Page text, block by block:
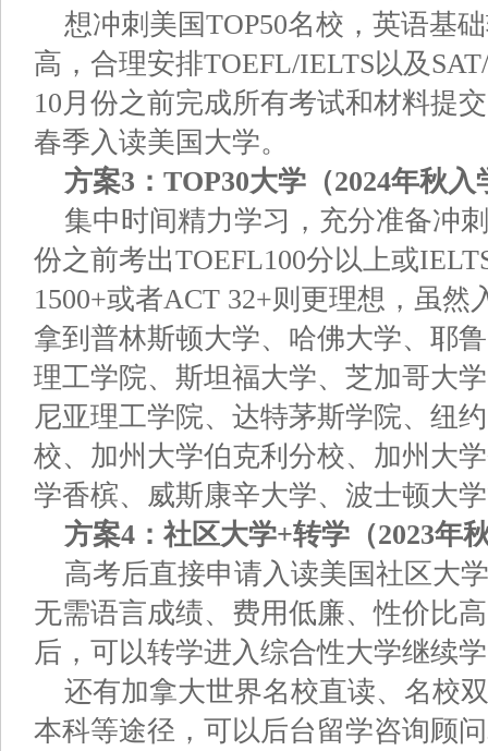
想冲刺美国TOP50名校，英语基
高，合理安排TOEFL/IELTS以及
10月份之前完成所有考试和材料提
春季入读美国大学。
方案3：TOP30大学（2024年秋入
集中时间精力学习，充分准备冲
份之前考出TOEFL100分以上或
1500+或者ACT 32+则更理想，虽
拿到普林斯顿大学、哈佛大学、耶
理工学院、斯坦福大学、芝加哥大
尼亚理工学院、达特茅斯学院、纽
校、加州大学伯克利分校、加州大
学香槟、威斯康辛大学、波士顿大
方案4：社区大学+转学（2023年
高考后直接申请入读美国社区大
无需语言成绩、费用低廉、性价比
后，可以转学进入综合性大学继续
还有加拿大世界名校直读、名校
本科等途径，可以后台留学咨询顾